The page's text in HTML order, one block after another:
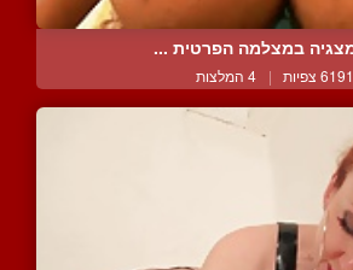
במצלמה הפרטית ...
6191 צפיות | 4 המלצות